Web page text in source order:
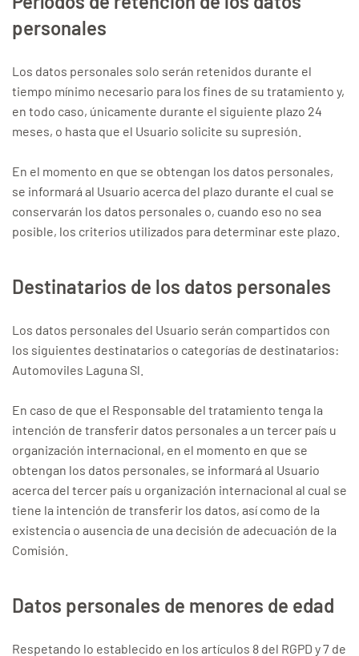
personales
Los datos personales solo serán retenidos durante el
tiempo mínimo necesario para los fines de su tratamiento y,
en todo caso, únicamente durante el siguiente plazo 24
meses, o hasta que el Usuario solicite su supresión.
En el momento en que se obtengan los datos personales,
se informará al Usuario acerca del plazo durante el cual se
conservarán los datos personales o, cuando eso no sea
posible, los criterios utilizados para determinar este plazo.
Destinatarios de los datos personales
Los datos personales del Usuario serán compartidos con
los siguientes destinatarios o categorías de destinatarios:
Automoviles Laguna Sl.
En caso de que el Responsable del tratamiento tenga la
intención de transferir datos personales a un tercer país u
organización internacional, en el momento en que se
obtengan los datos personales, se informará al Usuario
acerca del tercer país u organización internacional al cual se
tiene la intención de transferir los datos, así como de la
existencia o ausencia de una decisión de adecuación de la
Comisión.
Datos personales de menores de edad
Respetando lo establecido en los artículos 8 del RGPD y 7 de